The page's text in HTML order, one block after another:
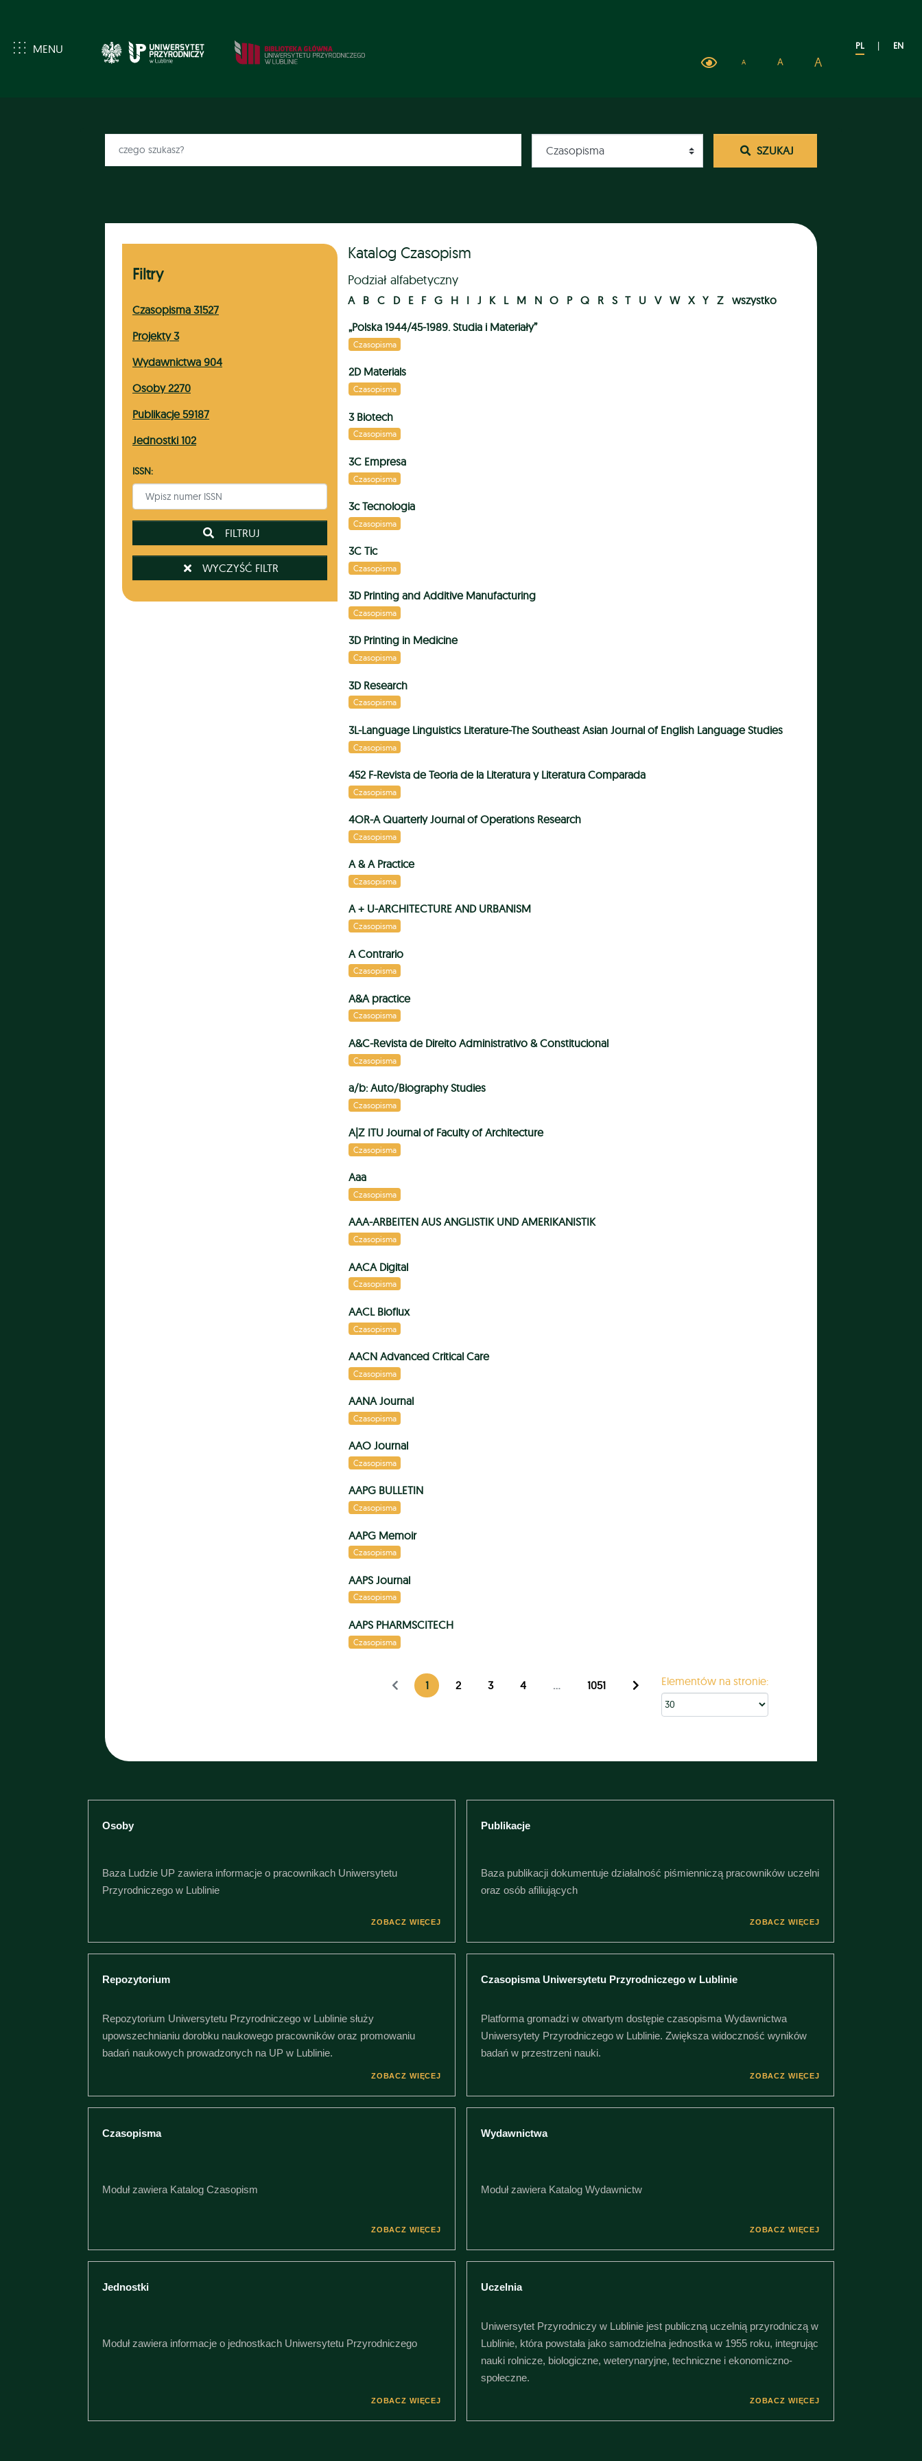
MENU PL | EN
A A A
SZUKAJ
Filtry
Czasopisma 31527
Projekty 3
Wydawnictwa 904
Osoby 2270
Publikacje 59187
Jednostki 102
ISSN:
FILTRUJ
WYCZYŚĆ FILTR
Katalog Czasopism
Podział alfabetyczny
A B C D E F G H I J K L M N O P Q R S T U V W X Y Z
wszystko
„Polska 1944/45-1989. Studia i Materiały”
Czasopisma
2D Materials
Czasopisma
3 Biotech
Czasopisma
3C Empresa
Czasopisma
3c Tecnologia
Czasopisma
3C Tic
Czasopisma
3D Printing and Additive Manufacturing
Czasopisma
3D Printing in Medicine
Czasopisma
3D Research
Czasopisma
3L-Language Linguistics Literature-The Southeast Asian Journal of English Language Studies
Czasopisma
452 F-Revista de Teoria de la Literatura y Literatura Comparada
Czasopisma
4OR-A Quarterly Journal of Operations Research
Czasopisma
A & A Practice
Czasopisma
A + U-ARCHITECTURE AND URBANISM
Czasopisma
A Contrario
Czasopisma
A&A practice
Czasopisma
A&C-Revista de Direito Administrativo & Constitucional
Czasopisma
a/b: Auto/Biography Studies
Czasopisma
A|Z ITU Journal of Faculty of Architecture
Czasopisma
Aaa
Czasopisma
AAA-ARBEITEN AUS ANGLISTIK UND AMERIKANISTIK
Czasopisma
AACA Digital
Czasopisma
AACL Bioflux
Czasopisma
AACN Advanced Critical Care
Czasopisma
AANA Journal
Czasopisma
AAO Journal
Czasopisma
AAPG BULLETIN
Czasopisma
AAPG Memoir
Czasopisma
AAPS Journal
Czasopisma
AAPS PHARMSCITECH
Czasopisma
1 2 3 4 ... 1051 Elementów na stronie:
Osoby
Baza Ludzie UP zawiera informacje o pracownikach Uniwersytetu
Przyrodniczego w Lublinie
ZOBACZ WIĘCEJ
Publikacje
Baza publikacji dokumentuje działalność piśmienniczą pracowników uczelni
oraz osób afiliujących
ZOBACZ WIĘCEJ
Repozytorium
Repozytorium Uniwersytetu Przyrodniczego w Lublinie służy
upowszechnianiu dorobku naukowego pracowników oraz promowaniu
badań naukowych prowadzonych na UP w Lublinie.
ZOBACZ WIĘCEJ
Czasopisma Uniwersytetu Przyrodniczego w Lublinie
Platforma gromadzi w otwartym dostępie czasopisma Wydawnictwa
Uniwersytety Przyrodniczego w Lublinie. Zwiększa widoczność wyników
badań w przestrzeni nauki.
ZOBACZ WIĘCEJ
Czasopisma
Moduł zawiera Katalog Czasopism
ZOBACZ WIĘCEJ
Wydawnictwa
Moduł zawiera Katalog Wydawnictw
ZOBACZ WIĘCEJ
Jednostki
Moduł zawiera informacje o jednostkach Uniwersytetu Przyrodniczego
ZOBACZ WIĘCEJ
Uczelnia
Uniwersytet Przyrodniczy w Lublinie jest publiczną uczelnią przyrodniczą w
Lublinie, która powstała jako samodzielna jednostka w 1955 roku, integrując
nauki rolnicze, biologiczne, weterynaryjne, techniczne i ekonomiczno-
społeczne.
ZOBACZ WIĘCEJ